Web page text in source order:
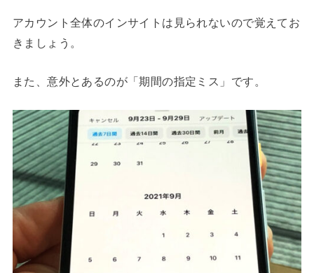
アカウント全体のインサイトは見られないので覚えてお
きましょう。
また、意外とあるのが「期間の指定ミス」です。